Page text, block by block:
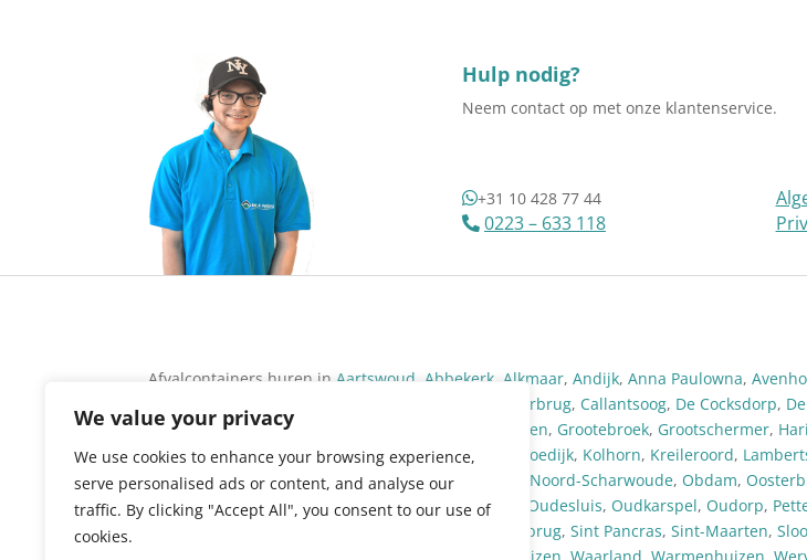
We value your privacy
We use cookies to enhance your browsing experience,
serve personalised ads or content, and analyse our
traffic. By clicking "Accept All", you consent to our use of
cookies.
Hulp nodig?
Neem contact op met onze klantenservice.
+31 10 428 77 44
0223 – 633 118
Afvalcontainers huren in Aartswoud Abbekerk Alkmaar,Andijk,Anna Paulowna,
Burgerbrug, Callantsoog, De Cocksdorp,
Hoorn,Den Oever,Dirkshoorn Enkhuizen, Grootebroek, Grootschermer,
Hippolytushoef,Hoogkarspel,Hoorn,Julianadorp Koedijk, Kolhorn, Kreileroord,
Noord-Scharwoude,Nibbixwoud,Nieuwe Niedorp Noord-Scharwoude, Obdam,
Otterleek,Oude Niedorp ,Oudendijk,Ouderschild Oudesluis, Oudkarspel, Oudorp,
Sint Maartensvlotbrug,Sint Pancras,Sint-Maarten,